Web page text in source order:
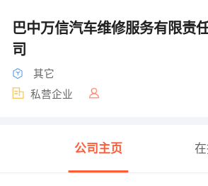
巴中万信汽车维修服务有限责
司
其它
私营企业
公司主页